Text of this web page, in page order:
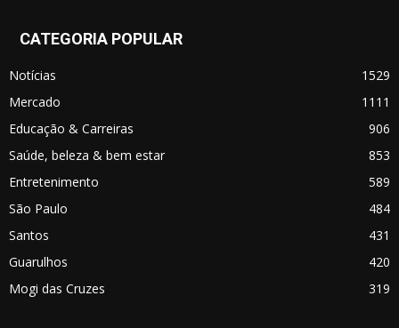
CATEGORIA POPULAR
Notícias
1529
Mercado
1111
Educação & Carreiras
906
Saúde, beleza & bem estar
853
Entretenimento
589
São Paulo
484
Santos
431
Guarulhos
420
Mogi das Cruzes
319